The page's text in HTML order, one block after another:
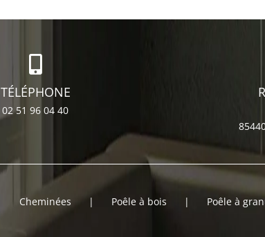
TÉLÉPHONE
02 51 96 04 40
Cheminées Poêle à bois Poêle à